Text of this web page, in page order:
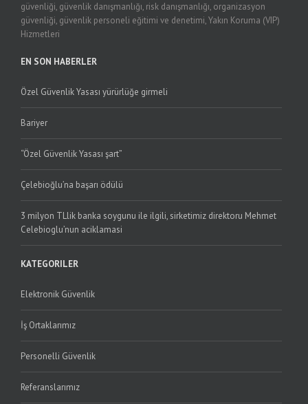
güvenliği, güvenlik danışmanlığı, risk danışmanlığı, organizasyon
güvenliği, güvenlik personeli eğitimi ve denetimi, Yakın Koruma (VIP)
Hizmetleri
EN SON HABERLER
Özel Güvenlik Yasası yürürlüğe girmeli
Bariyer
“Özel Güvenlik Yasası şart”
Çelebioğlu’na başarı ödülü
3 milyon TLlik banka soygunu ile ilgili, sirketimiz direktoru Mehmet
Celebioglu’nun aciklamasi
KATEGORILER
Elektronik Güvenlik
İş Ortaklarımız
Personelli Güvenlik
Referanslarımız